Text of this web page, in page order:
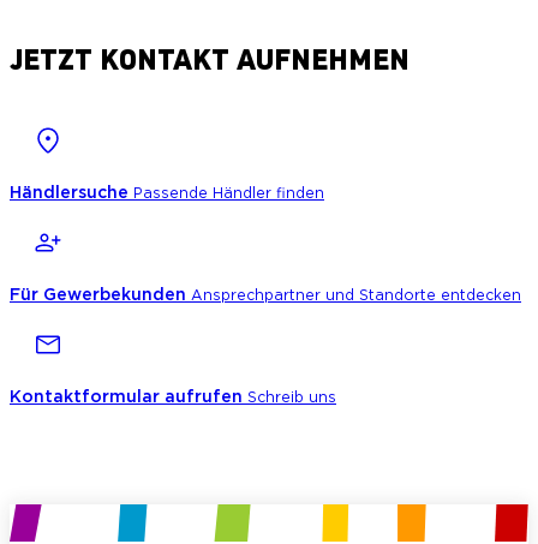
JETZT KONTAKT AUFNEHMEN
Händlersuche Passende Händler finden
Für Gewerbekunden Ansprechpartner und Standorte entdecken
Kontaktformular aufrufen Schreib uns